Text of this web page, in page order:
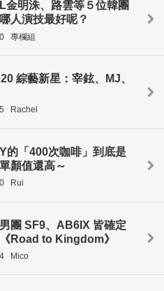
金明洙、路雲等５位韓團
人演技最好呢？
專欄組
綜藝新星：宰鉉、MJ、
Rachel
的「400次咖啡」到底是
顏值還高～
Rui
團 SF9、AB6IX 皆確定
Road to Kingdom》
Mico